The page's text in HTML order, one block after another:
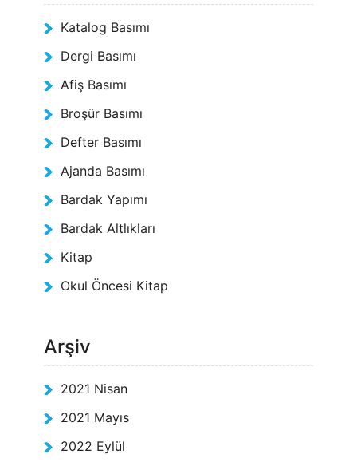
Katalog Basımı
Dergi Basımı
Afiş Basımı
Broşür Basımı
Defter Basımı
Ajanda Basımı
Bardak Yapımı
Bardak Altlıkları
Kitap
Okul Öncesi Kitap
Arşiv
2021 Nisan
2021 Mayıs
2022 Eylül